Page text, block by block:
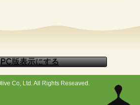
Co, Ltd. All Rights Reseaved.